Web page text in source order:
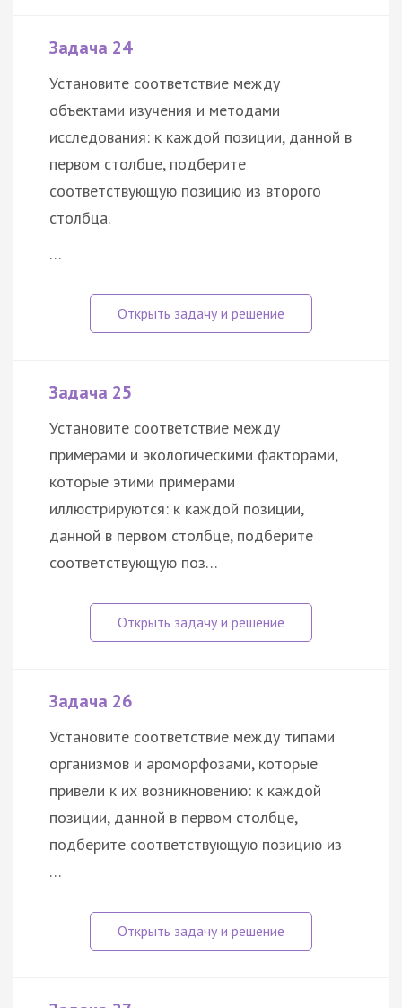
Задача 24
Установите соответствие между
объектами изучения и методами
исследования: к каждой позиции, данной в
первом столбце, подберите
соответствующую позицию из второго
столбца.
…
Задача 25
Установите соответствие между
примерами и экологическими факторами,
которые этими примерами
иллюстрируются: к каждой позиции,
данной в первом столбце, подберите
соответствующую поз…
Задача 26
Установите соответствие между типами
организмов и ароморфозами, которые
привели к их возникновению: к каждой
позиции, данной в первом столбце,
подберите соответствующую позицию из
…